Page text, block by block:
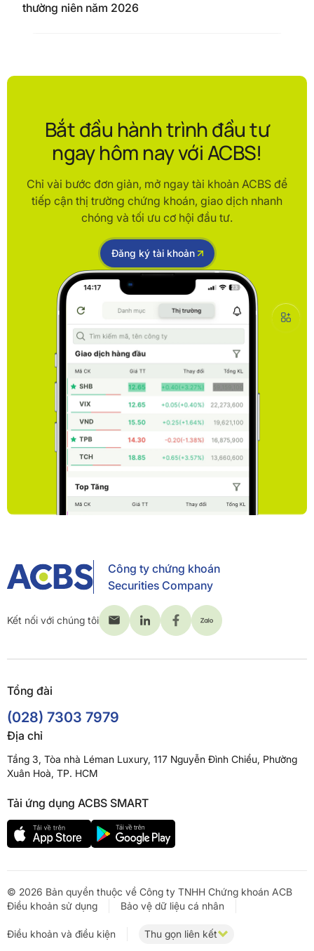
thường niên năm 2026
Bắt đầu hành trình đầu tư
ngay hôm nay với ACBS!
Chỉ vài bước đơn giản, mở ngay tài khoản ACBS để
tiếp cận thị trường chứng khoán, giao dịch nhanh
chóng và tối ưu cơ hội đầu tư.
Đăng ký tài khoản
Công ty chứng khoán
Securities Company
Kết nối với chúng tôi
Tổng đài
(028) 7303 7979
Địa chỉ
Tầng 3, Tòa nhà Léman Luxury, 117 Nguyễn Đình Chiểu, Phường
Xuân Hoà, TP. HCM
Tải ứng dụng ACBS SMART
© 2026 Bản quyền thuộc về Công ty TNHH Chứng khoán ACB
Điều khoản sử dụng
Bảo vệ dữ liệu cá nhân
Điều khoản và điều kiện Thu gọn liên kết